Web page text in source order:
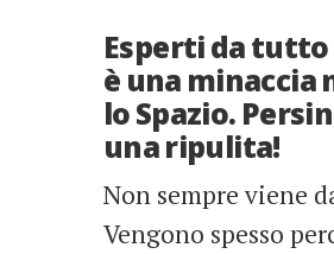
Esperti da
è una minaccia
lo Spazio.
una ripulita!
Non sempre viene
Vengono spesso